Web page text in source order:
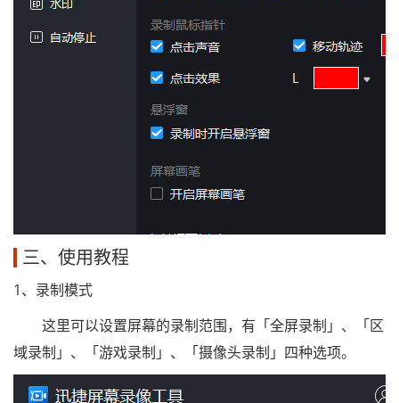
三、使用教程
1、录制模式
这里可以设置屏幕的录制范围，有「全屏录制」、「区
域录制」、「游戏录制」、「摄像头录制」四种选项。